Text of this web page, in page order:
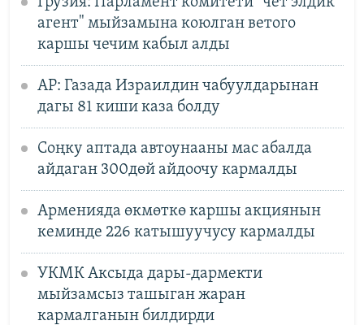
агент" мыйзамына коюлган ветого
каршы чечим кабыл алды
AP: Газада Израилдин чабуулдарынан
дагы 81 киши каза болду
Соңку аптада автоунааны мас абалда
айдаган 300дөй айдоочу кармалды
Арменияда өкмөткө каршы акциянын
кеминде 226 катышуучусу кармалды
УКМК Аксыда дары-дармекти
мыйзамсыз ташыган жаран
кармалганын билдирди